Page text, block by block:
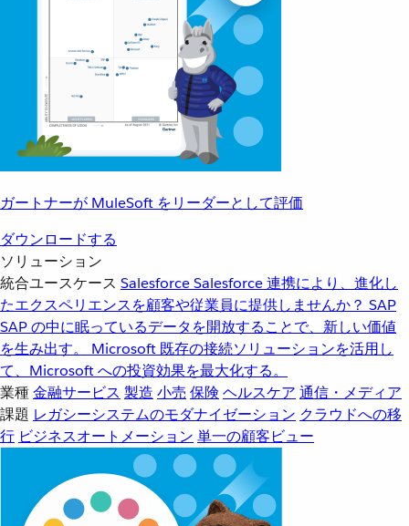
ガートナーが MuleSoft をリーダーとして評価
ダウンロードする
ソリューション
統合ユースケース SalesforceSalesforce 連携により、進化し
たエクスペリエンスを顧客や従業員に提供しませんか？ SAP
SAP の中に眠っているデータを開放することで、新しい価値
を生み出す。
Microsoft 既存の接続ソリューションを活用し
て、Microsoft への投資効果を最大化する。
業種金融サービス 製造 小売 保険 ヘルスケア 通信・メディア
課題 レガシーシステムのモダナイゼーション クラウドへの移
行 ビジネスオートメーション 単一の顧客ビュー